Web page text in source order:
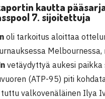
kautta
7. sijoitettuja
oli tarkoitus aloittaa
vetäydyttyä aukesi paikka
(ATP-95) piti
valkovenäläinen Ilya